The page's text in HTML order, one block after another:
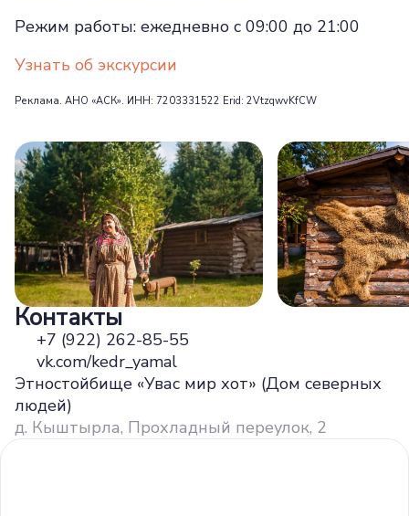
Режим работы: ежедневно с 09:00 до 21:00
Узнать об экскурсии
Реклама. АНО «АСК». ИНН: 7203331522 Erid: 2VtzqwvKfCW
Контакты
+7 (922) 262-85-55
vk.com/kedr_yamal
Этностойбище «Увас мир хот» (Дом северных
людей)
д. Кыштырла, Прохладный переулок, 2